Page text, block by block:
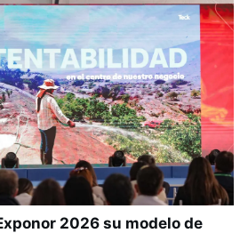
2026 su modelo de